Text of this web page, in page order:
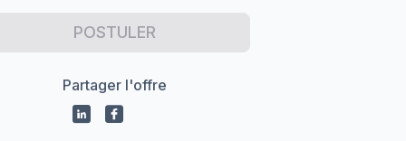
POSTULER
Partager l'offre